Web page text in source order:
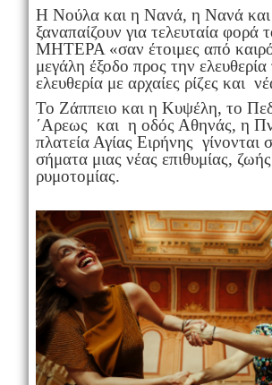
Η Νούλα και η Νανά, η Νανά
ξαναπαίζουν για τελευταία φορά
ΜΗΤΕΡΑ «σαν έτοιμες από
μεγάλη έξοδο προς την
ελευθερία με αρχαίες ρίζες και
Το Ζάππειο και η Κυψέλη, το
΄Αρεως και η οδός Αθηνάς, η
πλατεία Αγίας Ειρήνης γίνονται
σήματα μιας νέας επιθυμίας,
ρυμοτομίας.